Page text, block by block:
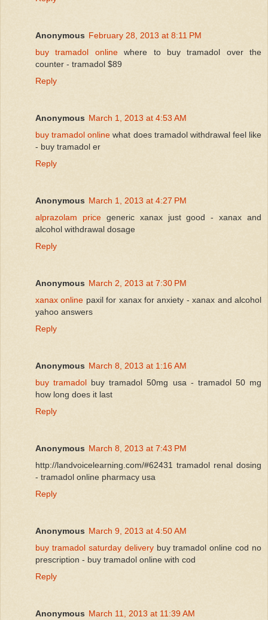
Anonymous February 28, 2013 at 8:11 PM
buy tramadol onlinewhere to buy tramadol over the
counter - tramadol $89
Reply
Anonymous March 1, 2013 at 4:53 AM
buy tramadol online what does tramadol withdrawal feel like
- buy tramadol er
Reply
Anonymous March 1, 2013 at 4:27 PM
alprazolam pricegeneric xanax just good - xanax and
alcohol withdrawal dosage
Reply
Anonymous March 2, 2013 at 7:30 PM
xanax online paxil for xanax for anxiety - xanax and alcohol
yahoo answers
Reply
Anonymous March 8, 2013 at 1:16 AM
buy tramadol buy tramadol 50mg usa - tramadol 50 mg
how long does it last
Reply
Anonymous March 8, 2013 at 7:43 PM
http://landvoicelearning.com/#62431 tramadol renal dosing
- tramadol online pharmacy usa
Reply
Anonymous March 9, 2013 at 4:50 AM
buy tramadol saturday deliverybuy tramadol online cod no
prescription - buy tramadol online with cod
Reply
Anonymous March 11, 2013 at 11:39 AM